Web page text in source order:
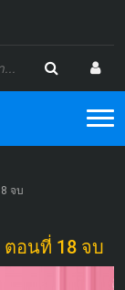
จบ
ตอนที่ 18 จบ